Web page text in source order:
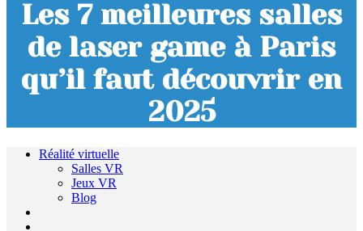
Les 7 meilleures salles
de laser game à Paris
qu’il faut découvrir en
2025
Réalité virtuelle
Salles VR
Jeux VR
Blog